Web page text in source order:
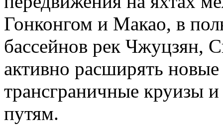
Гонконгом и Макао, в
бассейнов рек Чжуцзян,
активно расширять
трансграничные круизы
путям.